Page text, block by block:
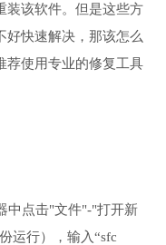
装该软件。但是这些方
好快速解决，那该怎么
荐使用专业的修复工具
中点击"文件"-"打开新
运行），输入“sfc